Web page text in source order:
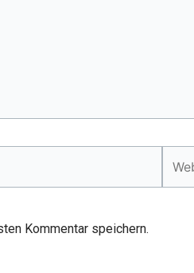
Kommentar speichern.